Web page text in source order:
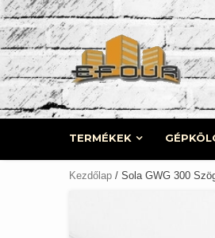
Skip
to
content
TERMÉKEK
Kezdőlap / Sola GWG 300